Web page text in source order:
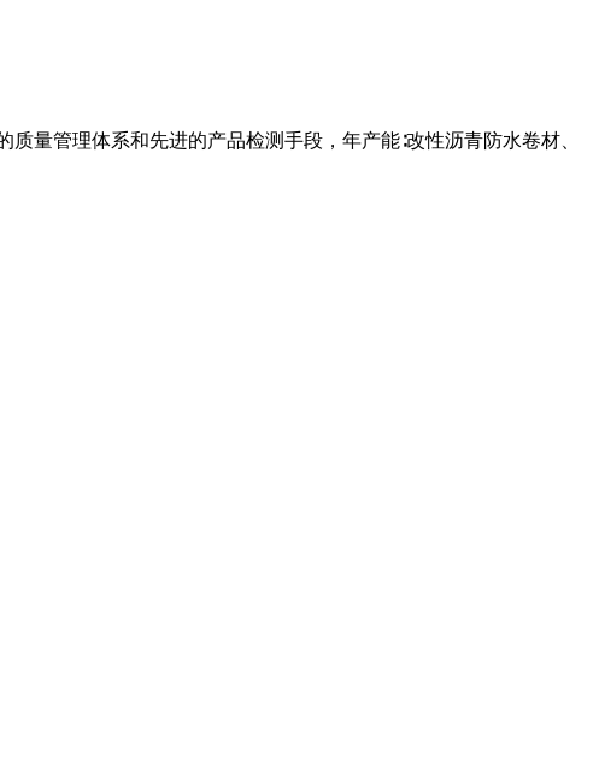
量管理体系和先进的产品检测手段，年产能∶改性沥青防水卷材、